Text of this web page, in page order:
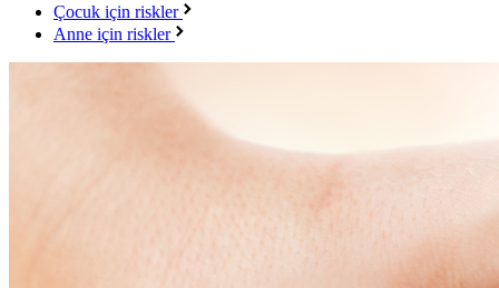
Çocuk için riskler
Anne için riskler